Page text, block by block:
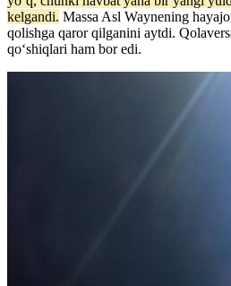
kelgandi. Massa Asl Waynening
qolishga qaror qilganini aytdi.
qo‘shiqlari ham bor edi.